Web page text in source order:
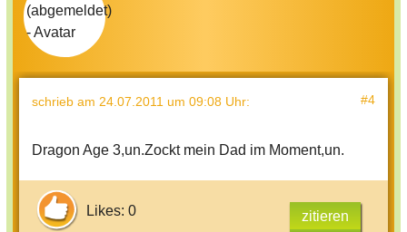
schrieb am 24.07.2011 um 09:08 Uhr: #4
Dragon Age 3,un.Zockt mein Dad im Moment,un.
Likes: 0 zitieren